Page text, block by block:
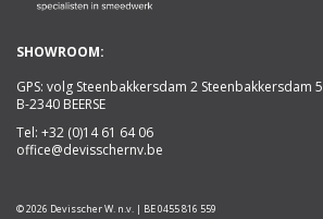
SHOWROOM:
GPS: volg Steenbakkersdam 2 Steenbakkersdam 5
B-2340 BEERSE
Tel: +32 (0)14 61 64 06
office@devisschernv.be
© 2026 Devisscher W. n.v. | BE 0455 816 559